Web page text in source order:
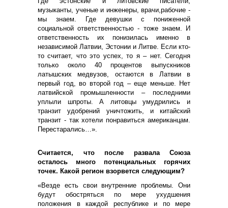
музыканты, ученые и инженеры, врачи,рабочие -
мы знаем. Где девушки с пониженной
социальной ответственностью - тоже знаем. И
ответственность их понизилась именно в
независимой Латвии, Эстонии и Литве. Если кто-
то считает, что это успех, то я – нет. Сегодня
только около 40 процентов выпускников
латышских медвузов, остаются в Латвии в
первый год, во второй год – еще меньше. Нет
латвийской промышленности – последними
уплыли шпроты. А литовцы умудрились и
транзит удобрений уничтожить, и китайский
транзит - так хотели понравиться американцам.
Перестарались…».
Считается, что после развала Союза
осталось много потенциальных горячих
точек. Какой регион взорвется следующим?
«Везде есть свои внутренние проблемы. Они
будут обостряться по мере ухудшения
положения в каждой республике и по мере